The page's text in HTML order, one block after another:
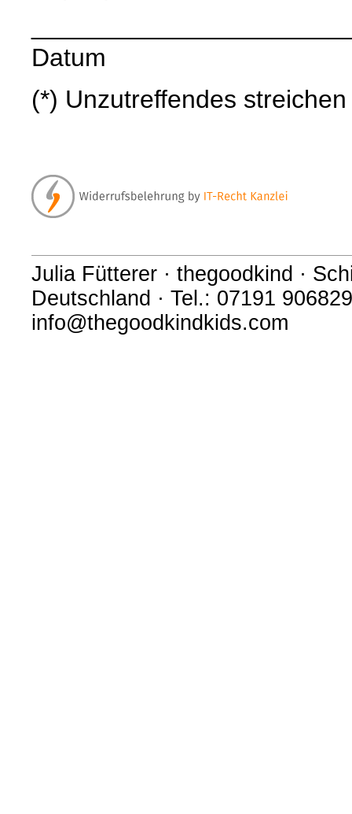
Datum
(*) Unzutreffendes streichen
Julia Fütterer · thegoodkind ·
Deutschland · Tel.: 07191
info@thegoodkindkids.com